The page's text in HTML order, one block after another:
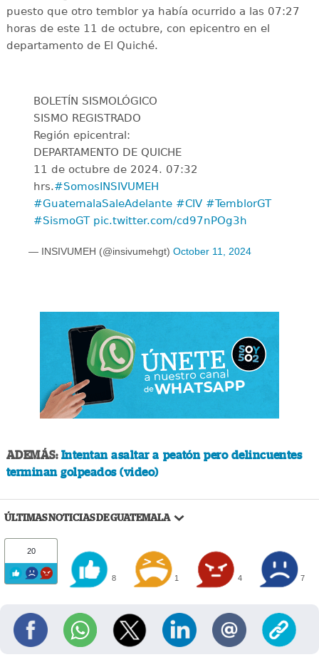
puesto que otro temblor ya había ocurrido a las 07:27
horas de este 11 de octubre, con epicentro en el
departamento de El Quiché.
BOLETÍN SISMOLÓGICO
SISMO REGISTRADO
Región epicentral:
DEPARTAMENTO DE QUICHE
11 de octubre de 2024. 07:32
hrs.#SomosINSIVUMEH
#GuatemalaSaleAdelante #CIV #TemblorGT
#SismoGT pic.twitter.com/cd97nPOg3h
— INSIVUMEH (@insivumehgt) October 11, 2024
ADEMÁS: Intentan asaltar a peatón pero delincuentes
terminan golpeados (video)
ÚLTIMAS NOTICIAS DE GUATEMALA
20
8 1 4 7